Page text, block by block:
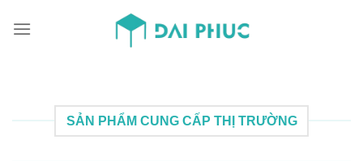
SẢN PHẨM CUNG CẤP THỊ TRƯỜNG